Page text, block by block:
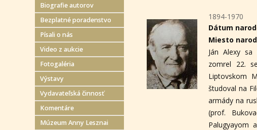
Biografie autorov
Bezplatné poradenstvo
Písali o nás
Video z aukcie
Fotogaléria
Výstavy
Vydavateľská činnosť
Komentáre
Múzeum Anny Lesznai
1894-1970
Dátum
Miesto
Ján Alexy
zomrel 22.
Liptovskom
študoval na
armády na
(prof.
Palugyayom